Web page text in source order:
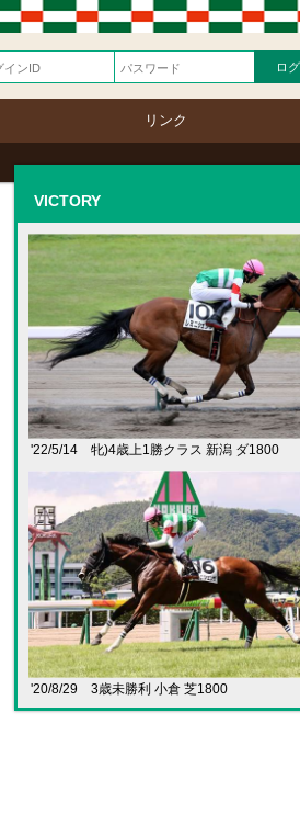
リンク
VICTORY
'22/5/14 牝)4歳上1勝クラス 新潟 ダ1800
'20/8/29 3歳未勝利 小倉 芝1800